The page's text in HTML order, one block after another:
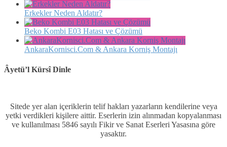
Erkekler Neden Aldatır?
Beko Kombi E03 Hatası ve Çözümü
AnkaraKornisci.Com & Ankara Korniş Montajı
Âyetü’l Kürsî Dinle
Sitede yer alan içeriklerin telif hakları yazarların kendilerine veya
yetki verdikleri kişilere aittir. Eserlerin izin alınmadan kopyalanması
ve kullanılması 5846 sayılı Fikir ve Sanat Eserleri Yasasına göre
yasaktır.